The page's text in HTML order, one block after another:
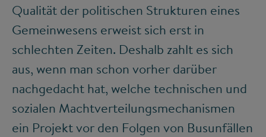
Qualität der politischen Strukturen eines
Gemeinwesens erweist sich erst in
schlechten Zeiten. Deshalb zahlt es sich
aus, wenn man schon vorher darüber
nachgedacht hat, welche technischen und
sozialen Machtverteilungsmechanismen
ein Projekt vor den Folgen von Busunfällen